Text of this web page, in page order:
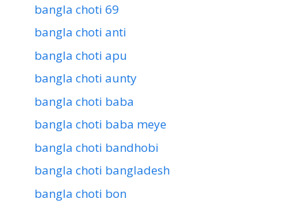
bangla choti 69
bangla choti anti
bangla choti apu
bangla choti aunty
bangla choti baba
bangla choti baba meye
bangla choti bandhobi
bangla choti bangladesh
bangla choti bon